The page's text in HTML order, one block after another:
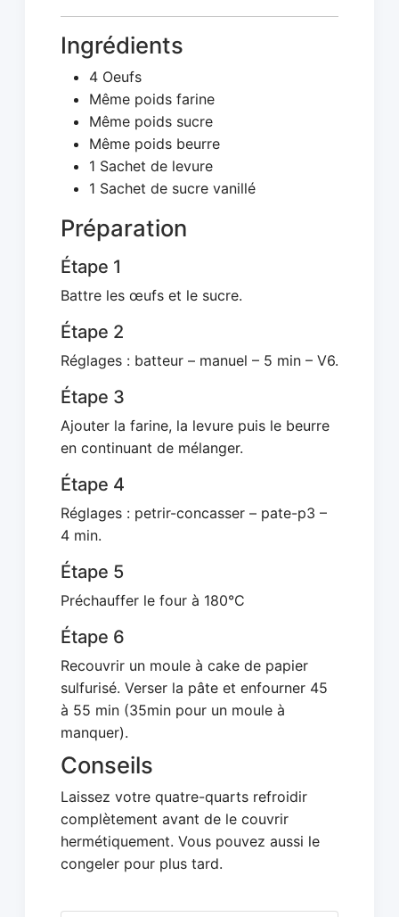
Ingrédients
4 Oeufs
Même poids farine
Même poids sucre
Même poids beurre
1 Sachet de levure
1 Sachet de sucre vanillé
Préparation
Étape 1
Battre les œufs et le sucre.
Étape 2
Réglages : batteur – manuel – 5 min – V6.
Étape 3
Ajouter la farine, la levure puis le beurre
en continuant de mélanger.
Étape 4
Réglages : petrir-concasser – pate-p3 –
4 min.
Étape 5
Préchauffer le four à 180°C
Étape 6
Recouvrir un moule à cake de papier
sulfurisé. Verser la pâte et enfourner 45
à 55 min (35min pour un moule à
manquer).
Conseils
Laissez votre quatre-quarts refroidir
complètement avant de le couvrir
hermétiquement. Vous pouvez aussi le
congeler pour plus tard.